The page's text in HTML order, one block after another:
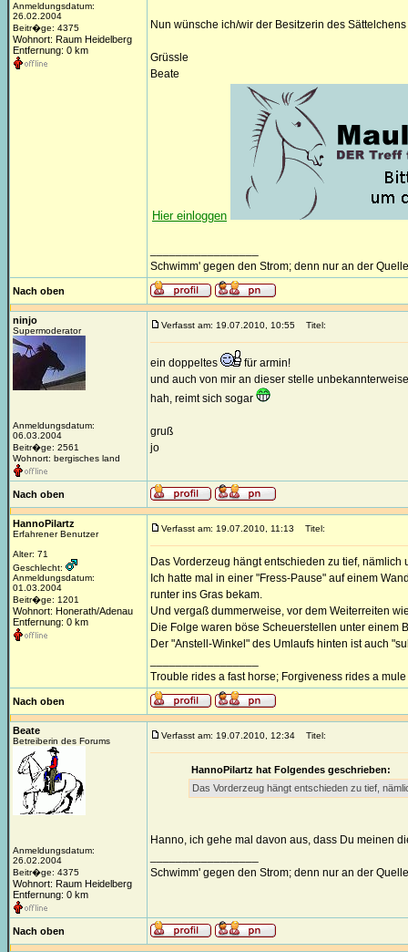
Anmeldungsdatum:
26.02.2004
Beitr�ge: 4375
Wohnort: Raum Heidelberg
Entfernung: 0 km
Nun wünsche ich/wir der Besitzerin des
Grüssle
Beate
Hier einloggen
Schwimm' gegen den Strom; denn nur an der
Nach oben
ninjo
Supermoderator
Anmeldungsdatum:
06.03.2004
Beitr�ge: 2561
Wohnort: bergisches land
Verfasst am: 19.07.2010, 10:55 Titel:
ein doppeltes
für armin!
und auch von mir an dieser stelle
hah, reimt sich sogar
gruß
jo
Nach oben
HannoPilartz
Erfahrener Benutzer
Alter: 71
Geschlecht:
Anmeldungsdatum:
01.03.2004
Beitr�ge: 1201
Wohnort: Honerath/Adenau
Entfernung: 0 km
Verfasst am: 19.07.2010, 11:13 Titel:
Das Vorderzeug hängt entschieden zu tief, nämlich
Ich hatte mal in einer "Fress-Pause" auf einem
runter ins Gras bekam.
Und vergaß dummerweise, vor dem Weiterreiten
Die Folge waren böse Scheuerstellen unter einem
Der "Anstell-Winkel" des Umlaufs hinten ist auch
Trouble rides a fast horse; Forgiveness rides a mule
Nach oben
Beate
Betreiberin des Forums
Anmeldungsdatum:
26.02.2004
Beitr�ge: 4375
Wohnort: Raum Heidelberg
Entfernung: 0 km
Verfasst am: 19.07.2010, 12:34 Titel:
HannoPilartz hat Folgendes geschrieben:
Das Vorderzeug hängt entschieden zu tief,
Hanno, ich gehe mal davon aus, dass Du meinen
Schwimm' gegen den Strom; denn nur an der
Nach oben